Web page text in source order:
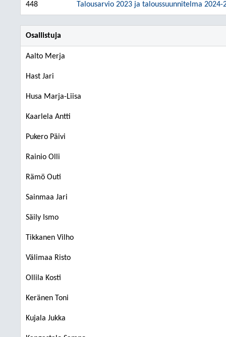
448 Talousarvio 2023 ja taloussuunnitelma 2024-
Osallistuja
Aalto Merja
Hast Jari
Husa Marja-Liisa
Kaarlela Antti
Pukero Päivi
Rainio Olli
Rämö Outi
Sainmaa Jari
Säily Ismo
Tikkanen Vilho
Välimaa Risto
Ollila Kosti
Keränen Toni
Kujala Jukka